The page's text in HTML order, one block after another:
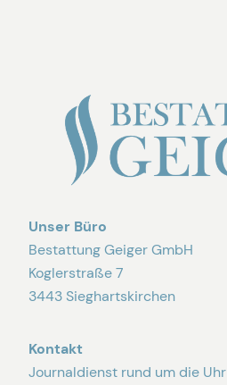
Unser Büro
Bestattung Geiger GmbH
Koglerstraße 7
3443 Sieghartskirchen
Kontakt
Journaldienst rund um die Uhr